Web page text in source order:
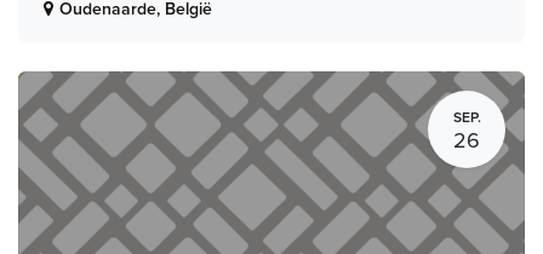
Oudenaarde, België
SEP.
26